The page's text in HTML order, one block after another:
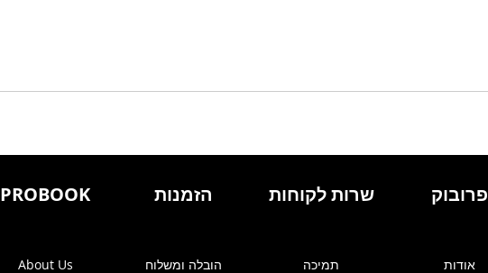
פרובוק
אודות
שרות לקוחות
תמיכה
הזמנות
הובלה ומשלוח
PROBOOK
About Us